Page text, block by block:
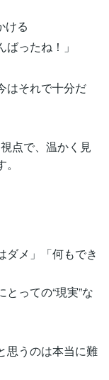
ける
ったね！」
はそれで十分だ
点で、温かく見
ダメ」「何もでき
っての“現実”な
思うのは本当に難